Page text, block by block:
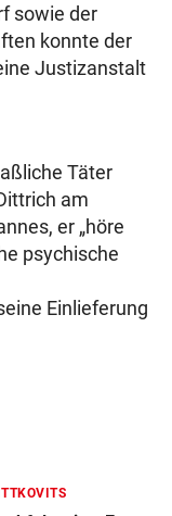
sowie der
konnte der
Justizanstalt
Täter
am
er „höre
psychische
Einlieferung